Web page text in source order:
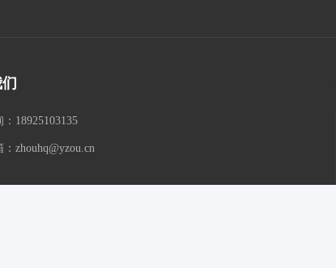
18925103135
zhouhq@yzou.cn